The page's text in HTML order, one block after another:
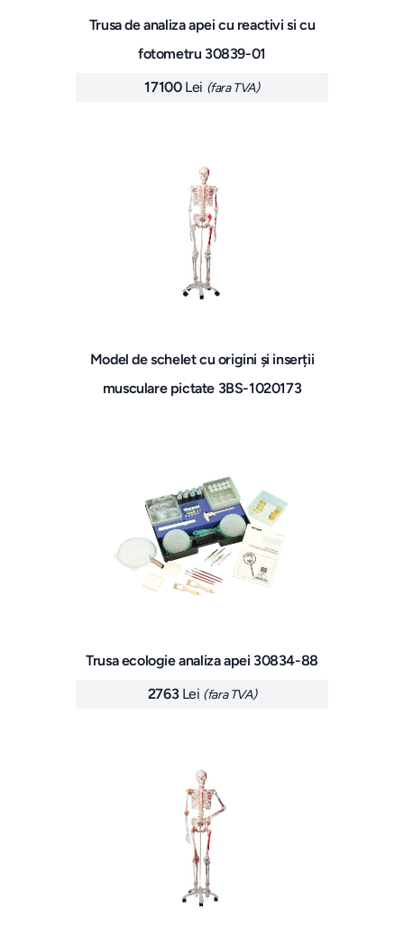
Trusa de analiza apei cu reactivi si cu
fotometru 30839-01
17100 Lei (fara TVA)
Model de schelet cu origini și inserții
musculare pictate 3BS-1020173
Trusa ecologie analiza apei 30834-88
2763 Lei (fara TVA)